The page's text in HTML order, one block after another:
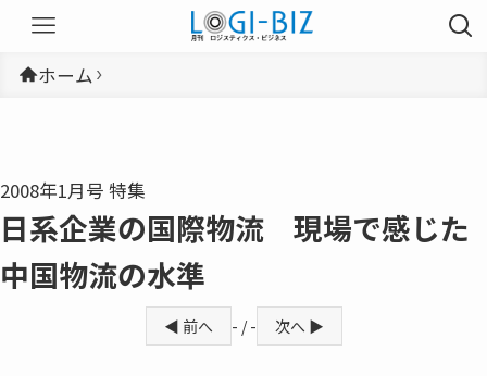
ホーム
2008年1月号 特集
日系企業の国際物流 現場で感じた
中国物流の水準
◀ 前へ - / - 次へ ▶